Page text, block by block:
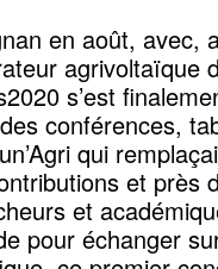
en août, avec,
agrivoltaïque
s’est
conférences,
qui
et près
et
pour échanger